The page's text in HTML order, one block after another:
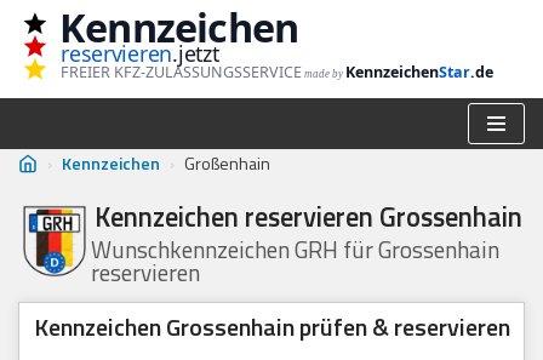
Zum
Inhalt
Kennzeichen
reservieren.jetzt
FREIER KFZ-ZULASSUNGSSERVICE made by KennzeichenStar.de
› Kennzeichen › Großenhain
Kennzeichen reservieren Grossenhain
Wunschkennzeichen GRH für Grossenhain
reservieren
Kennzeichen Grossenhain prüfen & reservieren